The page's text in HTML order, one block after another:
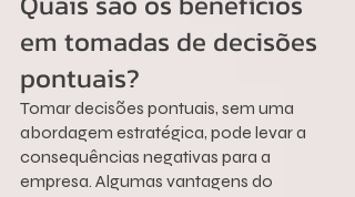
em tomadas de decisões
pontuais?
Tomar decisões pontuais, sem uma
abordagem estratégica, pode levar a
consequências negativas para a
empresa. Algumas vantagens do